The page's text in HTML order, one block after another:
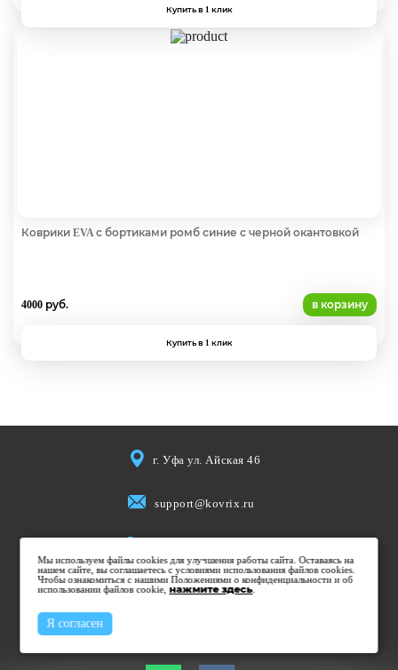
Купить в 1 клик
Коврики EVA с бортиками ромб синие с черной окантовкой
4000 руб. в корзину
Купить в 1 клик
г. Уфа ул. Айская 46
support@kovrix.ru
Пн-Пт: 10:00 - 19:00
Мы используем файлы cookies для улучшения работы сайта. Оставаясь на
нашем сайте, вы соглашаетесь с условиями использования файлов cookies.
Чтобы ознакомиться с нашими Положениями о конфиденциальности и об
использовании файлов cookie,нажмите здесь.
Я согласен